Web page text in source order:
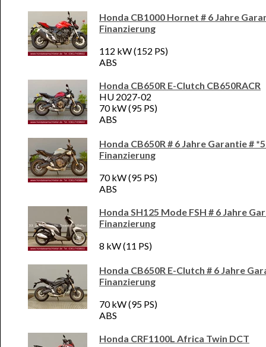
Honda CB1000 Hornet # 6 Jahre
Finanzierung
112 kW (152 PS)
ABS
Honda CB650R E-Clutch CB650RACR
HU 2027-02
70 kW (95 PS)
ABS
Honda CB650R # 6 Jahre Garantie #
Finanzierung
70 kW (95 PS)
ABS
Honda SH125 Mode FSH # 6 Jahre
Finanzierung
8 kW (11 PS)
Honda CB650R E-Clutch # 6 Jahre
Finanzierung
70 kW (95 PS)
ABS
Honda CRF1100L Africa Twin DCT